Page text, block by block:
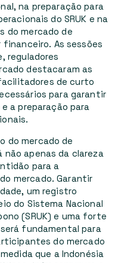
na preparação para
do SRUK e na
do mercado de
As sessões
reguladores
destacaram as
de curto
para garantir
a preparação para
do mercado de
não apenas da clareza
para a
mercado. Garantir
um registro
do Sistema Nacional
(SRUK) e uma forte
fundamental para
do mercado
que a Indonésia